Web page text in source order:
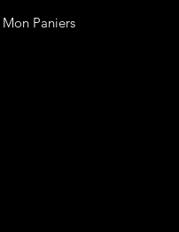
Mon Paniers